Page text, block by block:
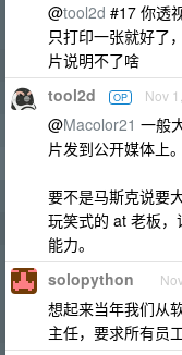
@tool2d #17 你透
只打印一张就好了
片说明不了啥
tool2d OP Nov
@Macolor21 一般
片发到公开媒体上。
要不是马斯克说要
玩笑式的 at 老板
能力。
solopython
想起来当年我们从
主任，要求所有员